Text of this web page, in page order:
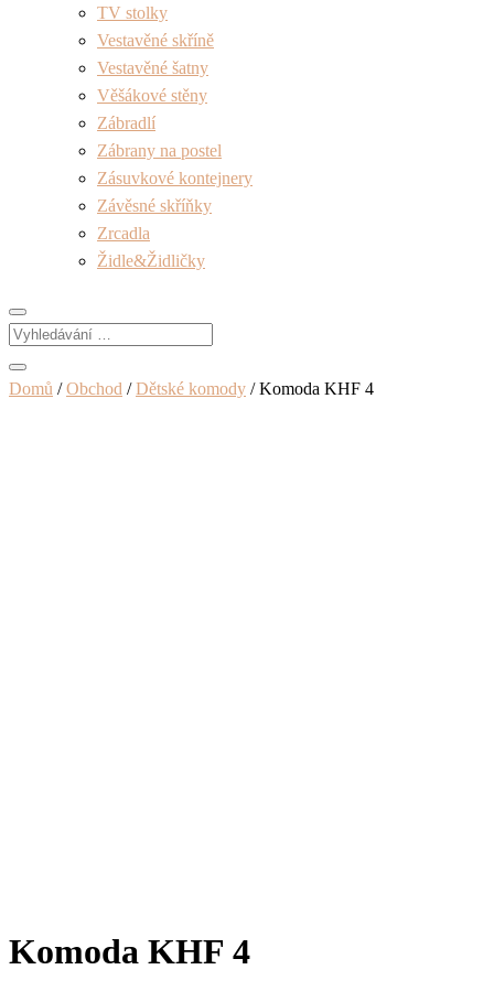
TV stolky
Vestavěné skříně
Vestavěné šatny
Věšákové stěny
Zábradlí
Zábrany na postel
Zásuvkové kontejnery
Závěsné skříňky
Zrcadla
Židle&Židličky
Domů /Obchod /Dětské komody / Komoda KHF 4
Komoda KHF 4